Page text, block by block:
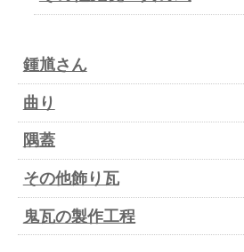
鍾馗さん
曲り
隅蓋
その他飾り瓦
鬼瓦の製作工程